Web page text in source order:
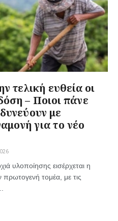
ευθεία οι
– Ποιοι πάνε
με
για το νέο
υλοποίησης εισέρχεται η
τομέα, με τις